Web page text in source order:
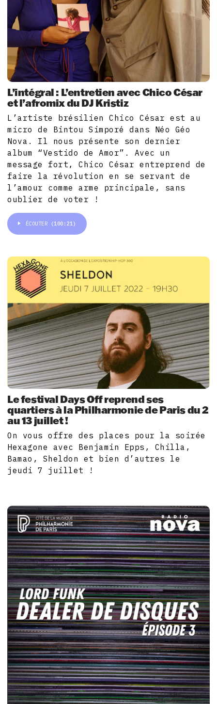
L’intégral : L’entretien avec Chico César
et l’afromix du DJ Kristiz
L’artiste brésilien Chico César est au
micro de Bintou Simporé dans Néo Géo
Nova. Il nous présente son dernier
album “Vestido de Amor”. Avec un
message fort, Chico César entreprend de
faire la révolution en se servant de
l’amour comme arme principale, sans
oublier de voter !
ÉCOUTER (100:21)
Le festival Days Off reprend ses
quartiers à la Philharmonie de Paris du 2
au 13 juillet !
On vous offre des places pour la soirée
Hexagone avec Benjamin Epps, Chilla,
Bamao, Sheldon et bien d’autres le
jeudi 7 juillet !